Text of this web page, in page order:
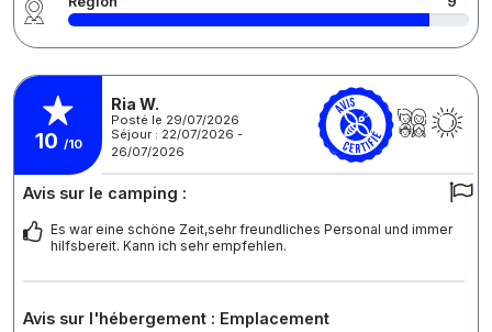
10 /10
Ria W.
Posté le 29/07/2026
Séjour : 22/07/2026 -
26/07/2026
Avis sur le camping :
Es war eine schöne Zeit,sehr freundliches Personal und immer
hilfsbereit. Kann ich sehr empfehlen.
Avis sur l'hébergement : Emplacement